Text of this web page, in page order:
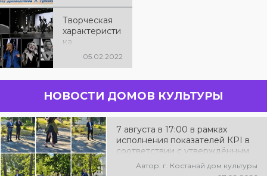
Алексея
Алексеевича
Губенко
Творческая
характеристи
ка
муниципальн
05.02.2022
НОВОСТИ ДОМОВ КУЛЬТУРЫ
7 августа в 17:00 в рамках
исполнения показателей КРІ в
соответствии с утверждённым
планом состоялся выездной
концерт посвященной
Автор: г. Костанай дом культуры